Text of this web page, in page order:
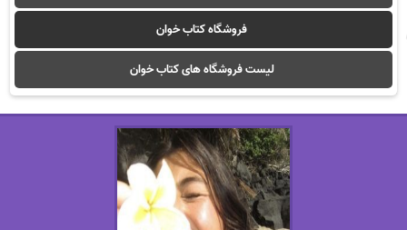
فروشگاه کتاب خوان
لیست فروشگاه های کتاب خوان